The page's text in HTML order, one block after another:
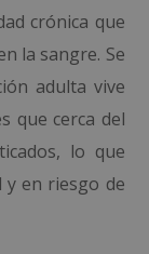
crónica que
la sangre. Se
adulta vive
que cerca del
lo que
en riesgo de